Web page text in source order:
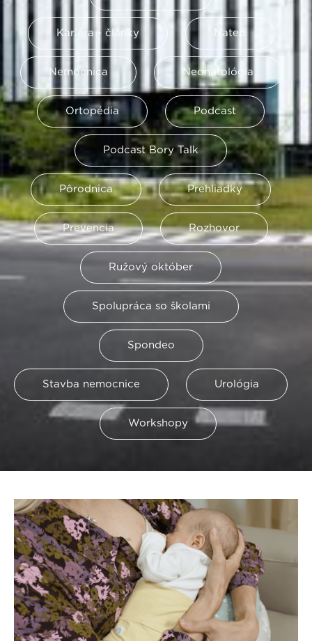
Kariéra - články Nateo
Nemocnica Neonatológia
Ortopédia Podcast
Podcast Bory Talk
Pôrodnica Prehliadky
Prevencia Rozhovor
Ružový október
Spolupráca so školami
Spondeo
Stavba nemocnice Urológia
Workshopy